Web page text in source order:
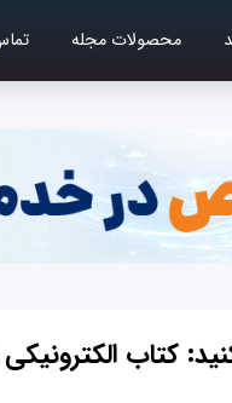
محصولات مجله
کتاب